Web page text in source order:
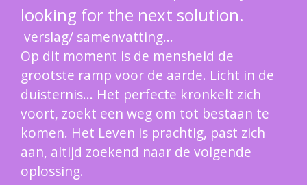
looking for the next solution.
verslag/ samenvatting...
Op dit moment is de mensheid de
grootste ramp voor de aarde. Licht in de
duisternis... Het perfecte kronkelt zich
voort, zoekt een weg om tot bestaan te
komen. Het Leven is prachtig, past zich
aan, altijd zoekend naar de volgende
oplossing.